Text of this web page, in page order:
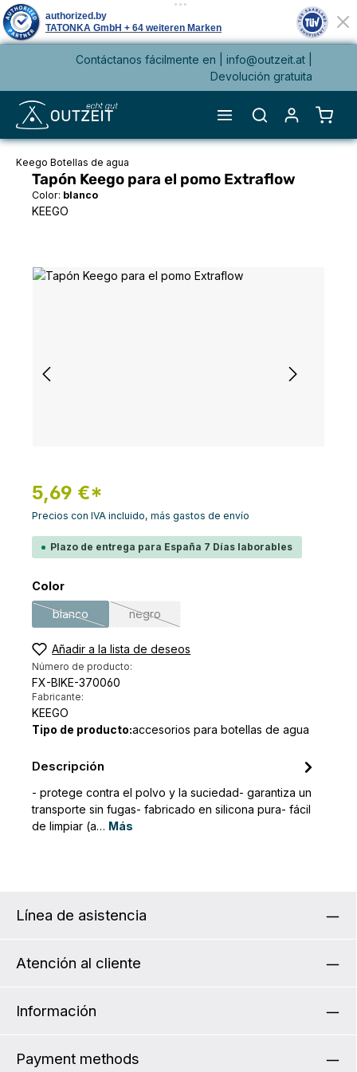
principalContáctanos fácilmente en | info@outzeit.at
Devolución gratuita
El
Keego Botellas de agua
Tapón Keego para el pomo Extraflow
Color: blanco
KEEGO
Omitir galería de imágenes
5,69 €*
Precios con IVA incluido, más gastos de envío
Plazo de entrega para España 7 Días laborables
Seleccione
Color
blanco
(Esta opción no está disponible en este momento.)
negro
(Esta opción no está disponible en este
Añadir a la lista de deseos
Número de producto:
FX-BIKE-370060
Fabricante:
KEEGO
Tipo de producto:accesorios para botellas de agua
Descripción
- protege contra el polvo y la suciedad- garantiza un
transporte sin fugas- fabricado en silicona pura- fácil
de limpiar (a… Más
Línea de asistencia
Atención al cliente
Información
Payment methods